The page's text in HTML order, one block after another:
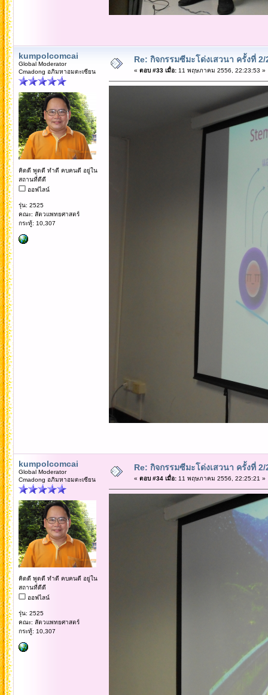
kumpolcomcai
Global Moderator
Cmadong อภิมหาอมตะเซียน
คิดดี พูดดี ทำดี คบคนดี อยู่ใน
สถานที่ดีดี
ออฟไลน์
รุ่น: 2525
คณะ: สัตวแพทยศาสตร์
กระทู้: 10,307
Re: กิจกรรมซีมะโด่งเสวนา ครั้งที่
« ตอบ #33 เมื่อ:11 พฤษภาคม 2556, 22:23:53 »
kumpolcomcai
Global Moderator
Cmadong อภิมหาอมตะเซียน
คิดดี พูดดี ทำดี คบคนดี อยู่ใน
สถานที่ดีดี
ออฟไลน์
รุ่น: 2525
คณะ: สัตวแพทยศาสตร์
กระทู้: 10,307
Re: กิจกรรมซีมะโด่งเสวนา ครั้งที่
« ตอบ #34 เมื่อ:11 พฤษภาคม 2556, 22:25:21 »